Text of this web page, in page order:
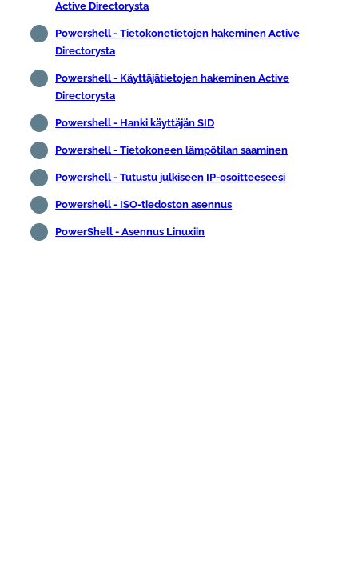
Active Directorysta
Powershell - Tietokonetietojen hakeminen Active
Directorysta
Powershell - Käyttäjätietojen hakeminen Active
Directorysta
Powershell - Hanki käyttäjän SID
Powershell - Tietokoneen lämpötilan saaminen
Powershell - Tutustu julkiseen IP-osoitteeseesi
Powershell - ISO-tiedoston asennus
PowerShell - Asennus Linuxiin